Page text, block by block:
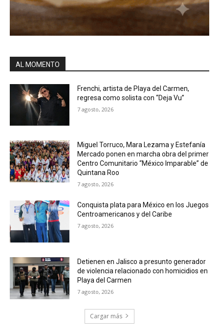
AL MOMENTO
Frenchi, artista de Playa del Carmen,
regresa como solista con “Deja Vu”
7 agosto, 2026
Miguel Torruco, Mara Lezama y Estefanía
Mercado ponen en marcha obra del primer
Centro Comunitario “México Imparable” de
Quintana Roo
7 agosto, 2026
Conquista plata para México en los Juegos
Centroamericanos y del Caribe
7 agosto, 2026
Detienen en Jalisco a presunto generador
de violencia relacionado con homicidios en
Playa del Carmen
7 agosto, 2026
Cargar más